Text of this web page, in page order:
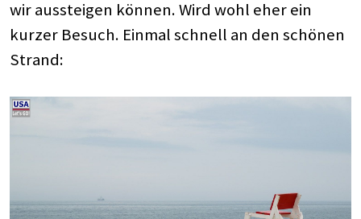
wir aussteigen können. Wird wohl eher ein
kurzer Besuch. Einmal schnell an den schönen
Strand: